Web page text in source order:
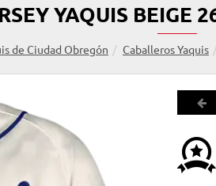
YAQUIS BEIGE
de Ciudad Obregón Caballeros Yaquis